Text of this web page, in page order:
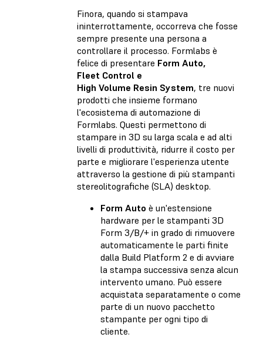
Finora, quando si stampava
ininterrottamente, occorreva che fosse
sempre presente una persona a
controllare il processo. Formlabs è
felice di presentare Form Auto,
Fleet Control e
High Volume Resin System, tre nuovi
prodotti che insieme formano
l'ecosistema di automazione di
Formlabs. Questi permettono di
stampare in 3D su larga scala e ad alti
livelli di produttività, ridurre il costo per
parte e migliorare l'esperienza utente
attraverso la gestione di più stampanti
stereolitografiche (SLA) desktop.
Form Auto è un'estensione
hardware per le stampanti 3D
Form 3/B/+ in grado di rimuovere
automaticamente le parti finite
dalla Build Platform 2 e di avviare
la stampa successiva senza alcun
intervento umano. Può essere
acquistata separatamente o come
parte di un nuovo pacchetto
stampante per ogni tipo di
cliente.